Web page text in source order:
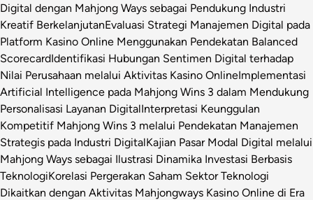
Digital dengan Mahjong Ways sebagai Pendukung Industri
Kreatif BerkelanjutanEvaluasi Strategi Manajemen Digital pada
Platform Kasino Online Menggunakan Pendekatan Balanced
ScorecardIdentifikasi Hubungan Sentimen Digital terhadap
Nilai Perusahaan melalui Aktivitas Kasino OnlineImplementasi
Artificial Intelligence pada Mahjong Wins 3 dalam Mendukung
Personalisasi Layanan DigitalInterpretasi Keunggulan
Kompetitif Mahjong Wins 3 melalui Pendekatan Manajemen
Strategis pada Industri DigitalKajian Pasar Modal Digital melalui
Mahjong Ways sebagai Ilustrasi Dinamika Investasi Berbasis
TeknologiKorelasi Pergerakan Saham Sektor Teknologi
Dikaitkan dengan Aktivitas Mahjongways Kasino Online di Era